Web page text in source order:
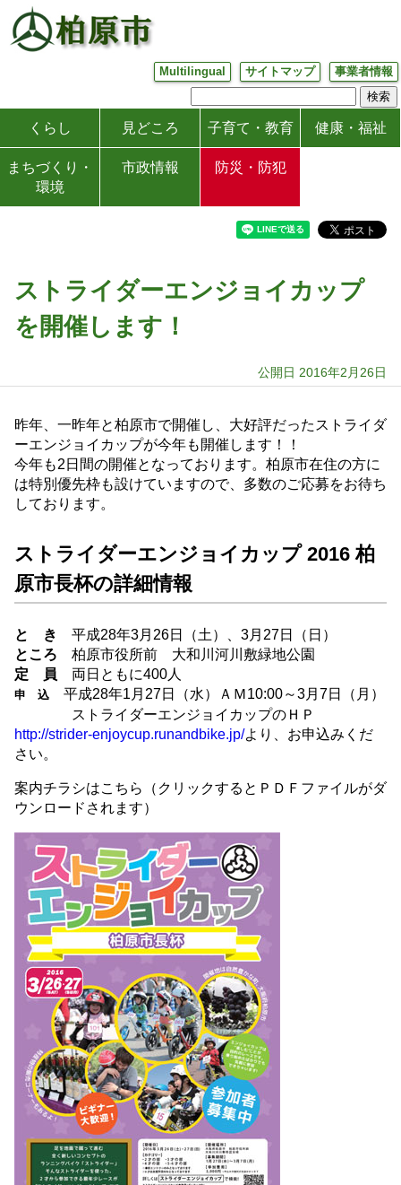
Multilingual サイトマップ 事業者情報
くらし 見どころ 子育て・教育 健康・福祉
まちづくり・
環境
市政情報 防災・防犯
ストライダーエンジョイカップ
を開催します！
公開日 2016年2月26日
昨年、一昨年と柏原市で開催し、大好評だったストライダ
ーエンジョイカップが今年も開催します！！
今年も2日間の開催となっております。柏原市在住の方に
は特別優先枠も設けていますので、多数のご応募をお待ち
しております。
ストライダーエンジョイカップ 2016 柏
原市長杯の詳細情報
と き
平成28年3月26日（土）、3月27日（日）
ところ 柏原市役所前 大和川河川敷緑地公園
定 員 両日ともに400人
申 込 平成28年1月27日（水）ＡＭ10:00～3月7日（月）
ストライダーエンジョイカップのＨＰ
http://strider-enjoycup.runandbike.jp/より、お申込みくだ
さい。
案内チラシはこちら（クリックするとＰＤＦファイルがダ
ウンロードされます）